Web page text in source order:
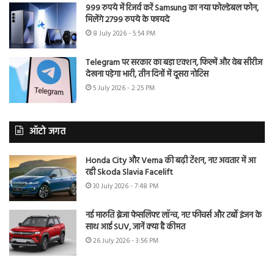
999 रुपये में रिजर्व करें Samsung का नया फोल्डेबल फोन,
मिलेंगे 2799 रुपये के फायदे
8 July 2026 - 5:54 PM
Telegram पर सरकार का बड़ा एक्शन, फिल्में और वेब सीरीज
देखना पड़ेगा भारी, तीन दिनों में दूसरा नोटिस
5 July 2026 - 2:25 PM
ऑटो जगत
Honda City और Verna की बढ़ी टेंशन, नए अवतार में आ
रही Skoda Slavia Facelift
30 July 2026 - 7:48 PM
नई मारुति ब्रेजा फेसलिफ्ट लॉन्च, नए फीचर्स और टर्बो इंजन के
साथ आई SUV, जानें क्या है कीमत
26 July 2026 - 3:56 PM